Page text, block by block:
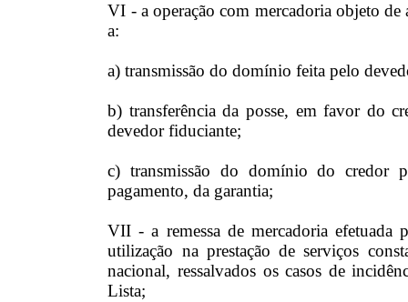
VI - a operação com mercadoria objeto
a:
a) transmissão do domínio feita pelo
b) transferência da posse, em favor do
devedor fiduciante;
c) transmissão do domínio do credor
pagamento, da garantia;
VII - a remessa de mercadoria efetuada
utilização na prestação de serviços
nacional, ressalvados os casos de
Lista;